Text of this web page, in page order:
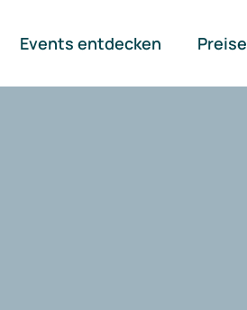
Events entdecken Preise